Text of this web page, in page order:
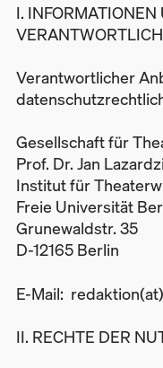
I.
Verantwortlicher
Gesellschaft für
Prof. Dr. Jan
Institut für
Freie Universität
Grunewaldstr. 35
D-12165 Berlin
E-Mail:
II. RECHTE DER